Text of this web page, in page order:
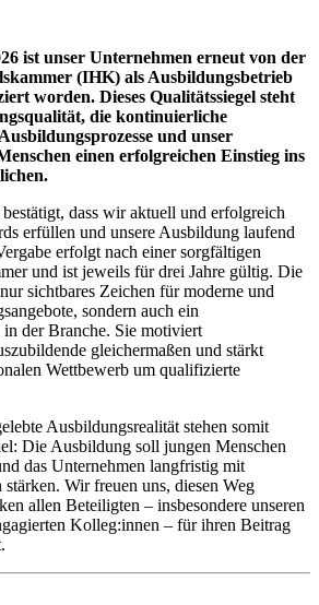
ist unser Unternehmen erneut von der
(IHK) als Ausbildungsbetrieb
worden. Dieses Qualitätssiegel steht
die kontinuierliche
und unser
einen erfolgreichen Einstieg ins
dass wir aktuell und erfolgreich
erfüllen und unsere Ausbildung laufend
erfolgt nach einer sorgfältigen
und ist jeweils für drei Jahre gültig. Die
sichtbares Zeichen für moderne und
sondern auch ein
der Branche. Sie motiviert
gleichermaßen und stärkt
Wettbewerb um qualifizierte
Ausbildungsrealität stehen somit
Die Ausbildung soll jungen Menschen
das Unternehmen langfristig mit
Wir freuen uns, diesen Weg
allen Beteiligten – insbesondere unseren
Kolleg:innen – für ihren Beitrag